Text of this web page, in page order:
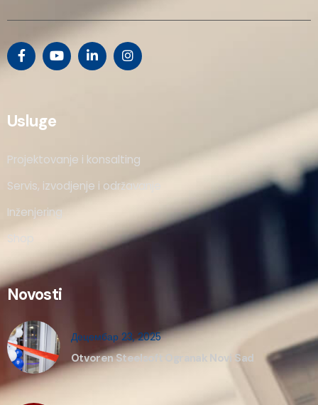
Usluge
Projektovanje i konsalting
Servis, izvodjenje i održavanje
Inženjering
Shop
Novosti
Децембар 23, 2025
Otvoren Steelsoft Ogranak Novi Sad